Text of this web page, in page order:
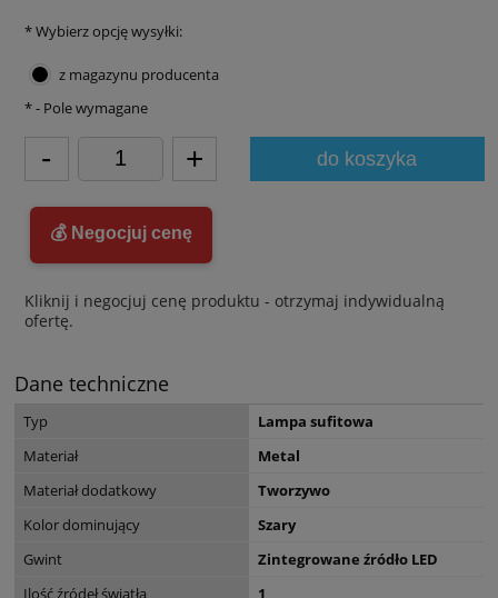
*Wybierz opcję wysyłki:
z magazynu producenta
- + do koszyka
*- Pole wymagane
💰 Negocjuj cenę
Kliknij i negocjuj cenę produktu - otrzymaj indywidualną
ofertę.
Dane techniczne
Typ
Lampa sufitowa
Materiał
Metal
Materiał dodatkowy
Tworzywo
Kolor dominujący
Szary
Gwint
Zintegrowane źródło LED
Ilość źródeł światła
1